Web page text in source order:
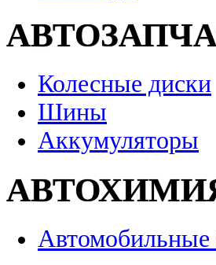
Колесные диски
Шины
Аккумуляторы
Автомобильные